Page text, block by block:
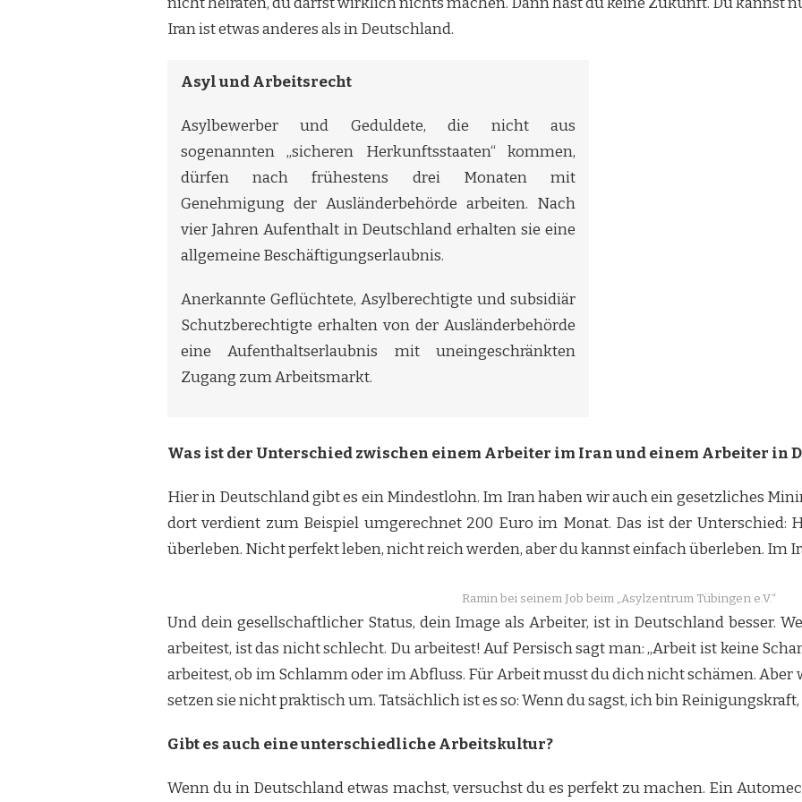
Iran ist etwas anderes als in Deutschland.
Asyl und Arbeitsrecht
Asylbewerber und Geduldete, die nicht aus
sogenannten „sicheren Herkunftsstaaten“ kommen,
dürfen nach frühestens drei Monaten mit
Genehmigung der Ausländerbehörde arbeiten. Nach
vier Jahren Aufenthalt in Deutschland erhalten sie eine
allgemeine Beschäftigungserlaubnis.
Anerkannte Geflüchtete, Asylberechtigte und subsidiär
Schutzberechtigte erhalten von der Ausländerbehörde
eine Aufenthaltserlaubnis mit uneingeschränkten
Zugang zum Arbeitsmarkt.
Was ist der Unterschied zwischen einem Arbeiter im Iran und einem Arbeiter in
Hier in Deutschland gibt es ein Mindestlohn. Im Iran haben wir auch ein gesetzliches
dort verdient zum Beispiel umgerechnet 200 Euro im Monat. Das ist der
überleben. Nicht perfekt leben, nicht reich werden, aber du kannst einfach überleben. Im
Ramin bei seinem Job beim „Asylzentrum Tübingen e.V.“
Und dein gesellschaftlicher Status, dein Image als Arbeiter, ist in Deutschland besser.
arbeitest, ist das nicht schlecht. Du arbeitest! Auf Persisch sagt man: „Arbeit ist keine
arbeitest, ob im Schlamm oder im Abfluss. Für Arbeit musst du dich nicht schämen.
setzen sie nicht praktisch um. Tatsächlich ist es so: Wenn du sagst, ich bin
Gibt es auch eine unterschiedliche Arbeitskultur?
Wenn du in Deutschland etwas machst, versuchst du es perfekt zu machen. Ein